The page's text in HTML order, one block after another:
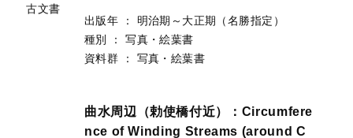
古文書
出版年 ：
明治期～大正期（名勝指定）
種別
：
写真・絵葉書
資料群
： 写真・絵葉書
曲水周辺（勅使橋付近）：Circumfere
nce of Winding Streams (around C